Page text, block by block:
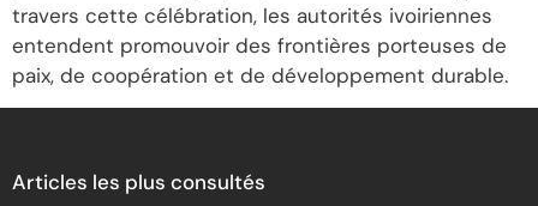
travers cette célébration, les autorités ivoiriennes
entendent promouvoir des frontières porteuses de
paix, de coopération et de développement durable.
Articles les plus consultés